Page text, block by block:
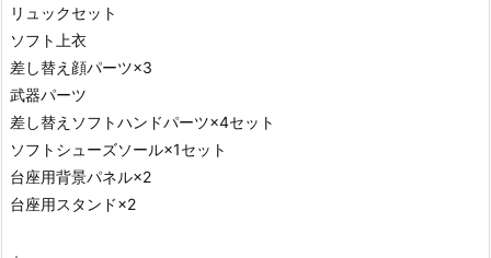
リュックセット
ソフト上衣
差し替え顔パーツ×3
武器パーツ
差し替えソフトハンドパーツ×4セット
ソフトシューズソール×1セット
台座用背景パネル×2
台座用スタンド×2